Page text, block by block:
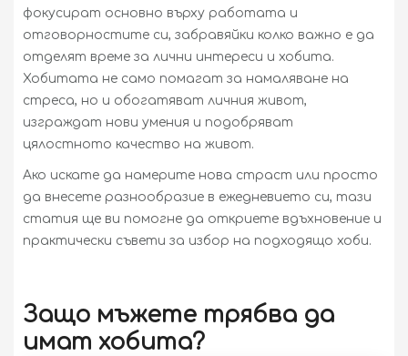
ЕНЦИКЛОПЕДИЯ НА ПУРИТЕ
КОМБИНАЦИИ И СЪЧЕТАНИЯ
РЪКОВОДСТВА И СЪВЕТИ
фокусират основно върху работата и
отговорностите си, забравяйки колко важно е да
отделят време за лични интереси и хобита.
Хобитата не само помагат за намаляване на
стреса, но и обогатяват личния живот,
изграждат нови умения и подобряват
цялостното качество на живот.
Ако искате да намерите нова страст или просто
да внесете разнообразие в ежедневието си, тази
статия ще ви помогне да откриете вдъхновение и
практически съвети за избор на подходящо хоби.
Защо мъжете трябва да
имат хобита?